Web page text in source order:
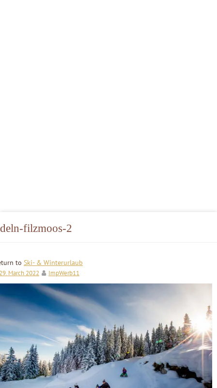
filzmoos-2
to Ski- & Winterurlaub
March 2022 ImpWerb11